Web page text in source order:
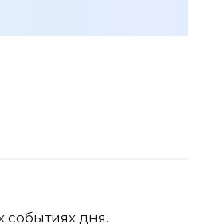
событиях дня.